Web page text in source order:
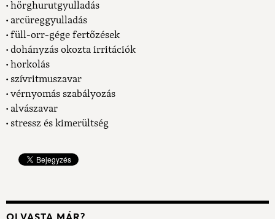
• hörghurutgyulladás
• arcüreggyulladás
• füll-orr-gége fertőzések
• dohányzás okozta irritációk
• horkolás
• szívritmuszavar
• vérnyomás szabályozás
• alvászavar
• stressz és kimerültség